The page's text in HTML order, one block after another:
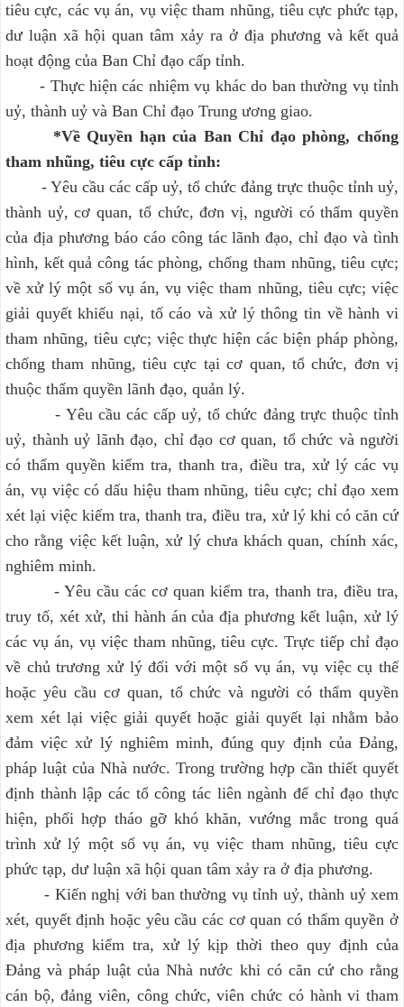
tiêu cực, các vụ án, vụ việc tham nhũng, tiêu cực phức tạp,
dư luận xã hội quan tâm xảy ra ở địa phương và kết quả
hoạt động của Ban Chỉ đạo cấp tỉnh.
- Thực hiện các nhiệm vụ khác do ban thường vụ tỉnh
uỷ, thành uỷ và Ban Chỉ đạo Trung ương giao.
*Về Quyền hạn của Ban Chỉ đạo phòng, chống
tham nhũng, tiêu cực cấp tỉnh:
- Yêu cầu các cấp uỷ, tổ chức đảng trực thuộc tỉnh uỷ,
thành uỷ, cơ quan, tổ chức, đơn vị, người có thẩm quyền
của địa phương báo cáo công tác lãnh đạo, chỉ đạo và tình
hình, kết quả công tác phòng, chống tham nhũng, tiêu cực;
về xử lý một số vụ án, vụ việc tham nhũng, tiêu cực; việc
giải quyết khiếu nại, tố cáo và xử lý thông tin về hành vi
tham nhũng, tiêu cực; việc thực hiện các biện pháp phòng,
chống tham nhũng, tiêu cực tại cơ quan, tổ chức, đơn vị
thuộc thẩm quyền lãnh đạo, quản lý.
- Yêu cầu các cấp uỷ, tổ chức đảng trực thuộc tỉnh
uỷ, thành uỷ lãnh đạo, chỉ đạo cơ quan, tổ chức và người
có thẩm quyền kiểm tra, thanh tra, điều tra, xử lý các vụ
án, vụ việc có dấu hiệu tham nhũng, tiêu cực; chỉ đạo xem
xét lại việc kiểm tra, thanh tra, điều tra, xử lý khi có căn cứ
cho rằng việc kết luận, xử lý chưa khách quan, chính xác,
nghiêm minh.
- Yêu cầu các cơ quan kiểm tra, thanh tra, điều tra,
truy tố, xét xử, thi hành án của địa phương kết luận, xử lý
các vụ án, vụ việc tham nhũng, tiêu cực. Trực tiếp chỉ đạo
về chủ trương xử lý đối với một số vụ án, vụ việc cụ thể
hoặc yêu cầu cơ quan, tổ chức và người có thẩm quyền
xem xét lại việc giải quyết hoặc giải quyết lại nhằm bảo
đảm việc xử lý nghiêm minh, đúng quy định của Đảng,
pháp luật của Nhà nước. Trong trường hợp cần thiết quyết
định thành lập các tổ công tác liên ngành để chỉ đạo thực
hiện, phối hợp tháo gỡ khó khăn, vướng mắc trong quá
trình xử lý một số vụ án, vụ việc tham nhũng, tiêu cực
phức tạp, dư luận xã hội quan tâm xảy ra ở địa phương.
- Kiến nghị với ban thường vụ tỉnh uỷ, thành uỷ xem
xét, quyết định hoặc yêu cầu các cơ quan có thẩm quyền ở
địa phương kiểm tra, xử lý kịp thời theo quy định của
Đảng và pháp luật của Nhà nước khi có căn cứ cho rằng
cán bộ, đảng viên, công chức, viên chức có hành vi tham